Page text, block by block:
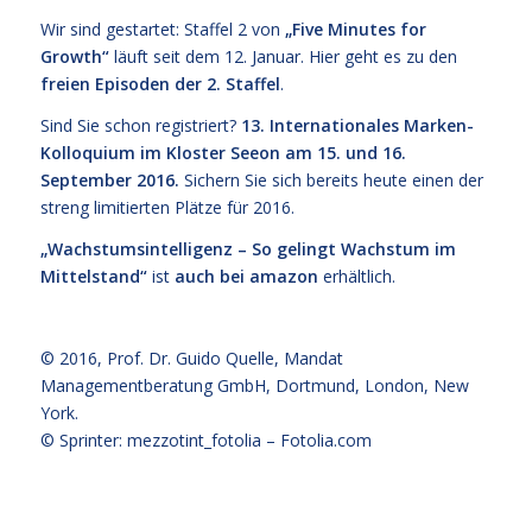
Wir sind gestartet: Staffel 2 von „Five Minutes for
Growth“ läuft seit dem 12. Januar. Hier geht es zu den
freien Episoden der 2. Staffel.
Sind Sie schon registriert? 13. Internationales Marken-
Kolloquium im Kloster Seeon am 15. und 16.
September 2016. Sichern Sie sich bereits heute einen der
streng limitierten Plätze für 2016.
„Wachstumsintelligenz – So gelingt Wachstum im
Mittelstand“ist auch bei amazon erhältlich.
© 2016, Prof. Dr. Guido Quelle, Mandat
Managementberatung GmbH, Dortmund, London, New
York.
© Sprinter: mezzotint_fotolia – Fotolia.com